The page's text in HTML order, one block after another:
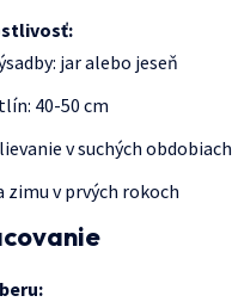
jar alebo jeseň
40-50 cm
v suchých obdobiach
zimu v prvých rokoch